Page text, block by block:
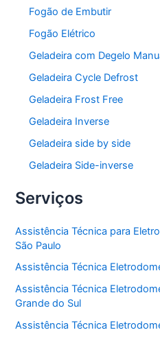
Fogão de Embutir
Fogão Elétrico
Geladeira com Degelo
Geladeira Cycle Defrost
Geladeira Frost Free
Geladeira Inverse
Geladeira side by side
Geladeira Side-inverse
Serviços
Assistência Técnica para
São Paulo
Assistência Técnica
Assistência Técnica
Grande do Sul
Assistência Técnica